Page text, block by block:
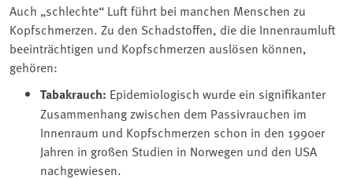
Auch „schlechte“ Luft führt bei manchen Menschen zu
Kopfschmerzen. Zu den Schadstoffen, die die Innenraumluft
beeinträchtigen und Kopfschmerzen auslösen können,
gehören:
Tabakrauch: Epidemiologisch wurde ein signifikanter
Zusammenhang zwischen dem Passivrauchen im
Innenraum und Kopfschmerzen schon in den 1990er
Jahren in großen Studien in Norwegen und den USA
nachgewiesen.